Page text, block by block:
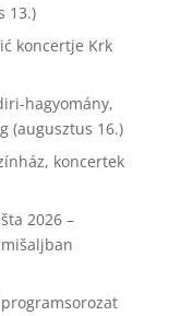
13.)
koncertje Krk
hagyomány,
(augusztus 16.)
koncertek
2026 –